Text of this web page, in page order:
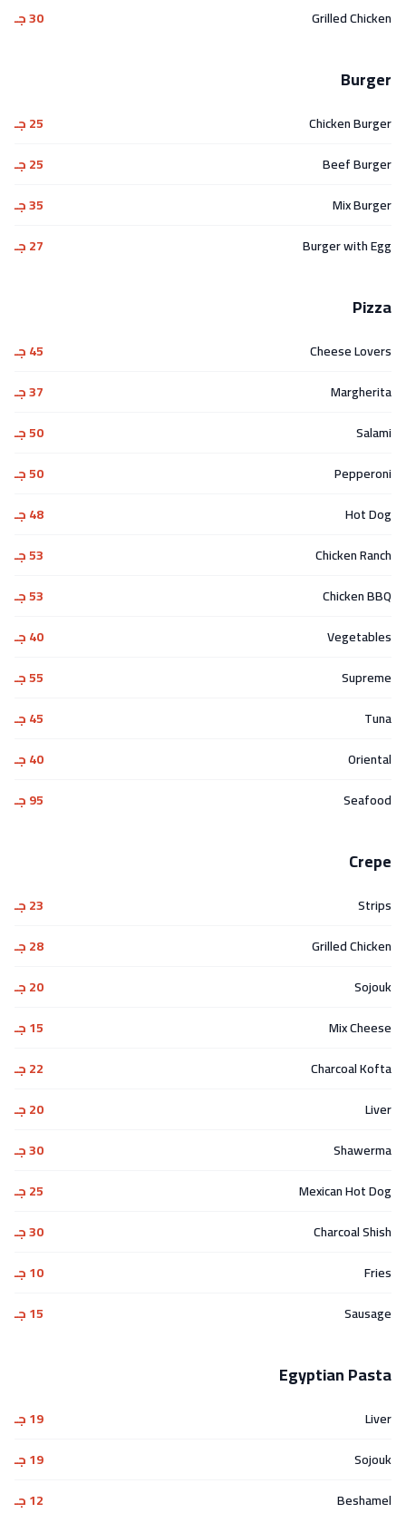
Grilled Chicken
30 جـ
Burger
Chicken Burger
25 جـ
Beef Burger
25 جـ
Mix Burger
35 جـ
Burger with Egg
27 جـ
Pizza
Cheese Lovers
45 جـ
Margherita
37 جـ
Salami
50 جـ
Pepperoni
50 جـ
Hot Dog
48 جـ
Chicken Ranch
53 جـ
Chicken BBQ
53 جـ
Vegetables
40 جـ
Supreme
55 جـ
Tuna
45 جـ
Oriental
40 جـ
Seafood
95 جـ
Crepe
Strips
23 جـ
Grilled Chicken
28 جـ
Sojouk
20 جـ
Mix Cheese
15 جـ
Charcoal Kofta
22 جـ
Liver
20 جـ
Shawerma
30 جـ
Mexican Hot Dog
25 جـ
Charcoal Shish
30 جـ
Fries
10 جـ
Sausage
15 جـ
Egyptian Pasta
Liver
19 جـ
Sojouk
19 جـ
Beshamel
12 جـ